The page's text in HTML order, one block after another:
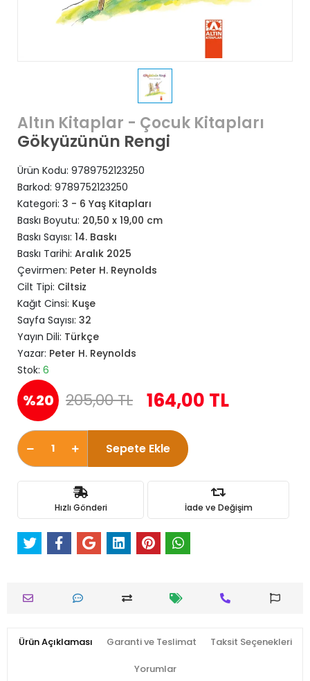
Altın Kitaplar - Çocuk Kitapları
Gökyüzünün Rengi
Ürün Kodu: 9789752123250
Barkod: 9789752123250
Kategori: 3 - 6 Yaş Kitapları
Baskı Boyutu: 20,50 x 19,00 cm
Baskı Sayısı: 14. Baskı
Baskı Tarihi: Aralık 2025
Çevirmen: Peter H. Reynolds
Cilt Tipi: Ciltsiz
Kağıt Cinsi: Kuşe
Sayfa Sayısı: 32
Yayın Dili: Türkçe
Yazar: Peter H. Reynolds
Stok: 6
%20 205,00 TL 164,00 TL
Sepete Ekle
Hızlı Gönderi İade ve Değişim
Ürün Açıklaması Garanti ve Teslimat Taksit Seçenekleri
Yorumlar